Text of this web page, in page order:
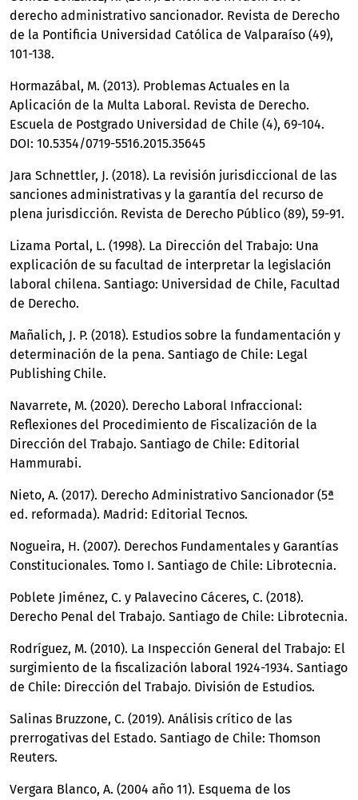
derecho administrativo sancionador. Revista de Derecho
de la Pontificia Universidad Católica de Valparaíso (49),
101-138.
Hormazábal, M. (2013). Problemas Actuales en la
Aplicación de la Multa Laboral. Revista de Derecho.
Escuela de Postgrado Universidad de Chile (4), 69-104.
DOI: 10.5354/0719-5516.2015.35645
Jara Schnettler, J. (2018). La revisión jurisdiccional de las
sanciones administrativas y la garantía del recurso de
plena jurisdicción. Revista de Derecho Público (89), 59-91.
Lizama Portal, L. (1998). La Dirección del Trabajo: Una
explicación de su facultad de interpretar la legislación
laboral chilena. Santiago: Universidad de Chile, Facultad
de Derecho.
Mañalich, J. P. (2018). Estudios sobre la fundamentación y
determinación de la pena. Santiago de Chile: Legal
Publishing Chile.
Navarrete, M. (2020). Derecho Laboral Infraccional:
Reflexiones del Procedimiento de Fiscalización de la
Dirección del Trabajo. Santiago de Chile: Editorial
Hammurabi.
Nieto, A. (2017). Derecho Administrativo Sancionador (5ª
ed. reformada). Madrid: Editorial Tecnos.
Nogueira, H. (2007). Derechos Fundamentales y Garantías
Constitucionales. Tomo I. Santiago de Chile: Librotecnia.
Poblete Jiménez, C. y Palavecino Cáceres, C. (2018).
Derecho Penal del Trabajo. Santiago de Chile: Librotecnia.
Rodríguez, M. (2010). La Inspección General del Trabajo: El
surgimiento de la fiscalización laboral 1924-1934. Santiago
de Chile: Dirección del Trabajo. División de Estudios.
Salinas Bruzzone, C. (2019). Análisis crítico de las
prerrogativas del Estado. Santiago de Chile: Thomson
Reuters.
Vergara Blanco, A. (2004 año 11). Esquema de los